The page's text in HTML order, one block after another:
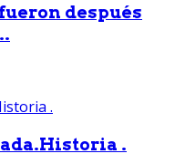
después
.